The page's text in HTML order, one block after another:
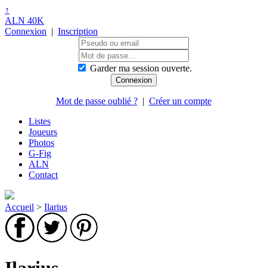
↑
ALN 40K
Connexion | Inscription
Garder ma session ouverte.
Mot de passe oublié ?| Créer un compte
Listes
Joueurs
Photos
G-Fig
ALN
Contact
Accueil > Ilarius